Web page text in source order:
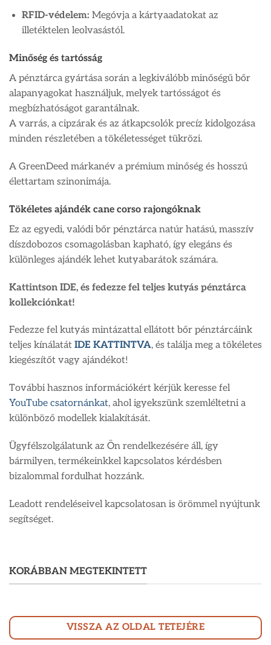
RFID-védelem: Megóvja a kártyaadatokat az
illetéktelen leolvasástól.
Minőség és tartósság
A pénztárca gyártása során a legkiválóbb minőségű bőr
alapanyagokat használjuk, melyek tartósságot és
megbízhatóságot garantálnak.
A varrás, a cipzárak és az átkapcsolók precíz kidolgozása
minden részletében a tökéletességet tükrözi.
A GreenDeed márkanév a prémium minőség és hosszú
élettartam szinonimája.
Tökéletes ajándék cane corso rajongóknak
Ez az egyedi, valódi bőr pénztárca natúr hatású, masszív
díszdobozos csomagolásban kapható, így elegáns és
különleges ajándék lehet kutyabarátok számára.
Kattintson IDE, és fedezze fel teljes kutyás pénztárca
kollekciónkat!
Fedezze fel kutyás mintázattal ellátott bőr pénztárcáink
teljes kínálatát IDE KATTINTVA, és találja meg a tökéletes
kiegészítőt vagy ajándékot!
További hasznos információkért kérjük keresse fel
YouTube csatornánkat, ahol igyekszünk szemléltetni a
különböző modellek kialakítását.
Ügyfélszolgálatunk az Ön rendelkezésére áll, így
bármilyen, termékeinkkel kapcsolatos kérdésben
bizalommal fordulhat hozzánk.
Leadott rendeléseivel kapcsolatosan is örömmel nyújtunk
segítséget.
KORÁBBAN MEGTEKINTETT
VISSZA AZ OLDAL TETEJÉRE